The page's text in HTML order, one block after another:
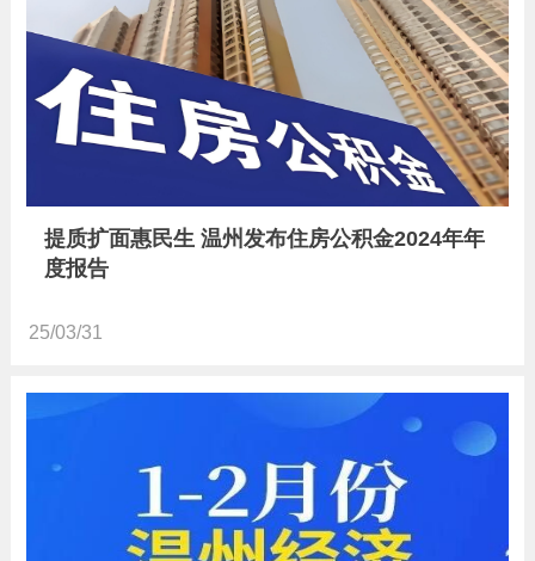
提质扩面惠民生 温州发布住房公积金2024年年
度报告
25/03/31